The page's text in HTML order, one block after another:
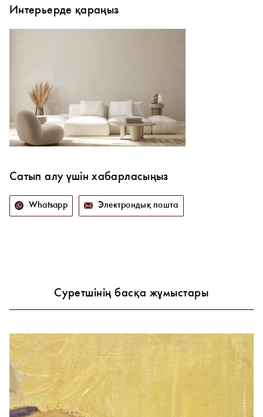
Интерьерде қараңыз
Сатып алу үшін хабарласыңыз
Whatsapp Электрондық пошта
Суретшінің басқа жұмыстары